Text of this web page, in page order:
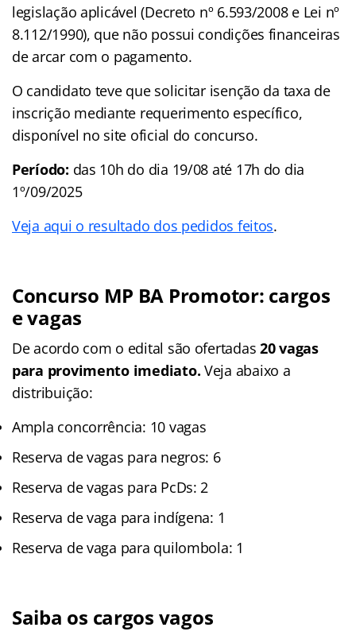
legislação aplicável (Decreto nº 6.593/2008 e Lei nº
8.112/1990), que não possui condições financeiras
de arcar com o pagamento.
O candidato teve que solicitar isenção da taxa de
inscrição mediante requerimento específico,
disponível no site oficial do concurso.
Período: das 10h do dia 19/08 até 17h do dia
1º/09/2025
Veja aqui o resultado dos pedidos feitos.
Concurso MP BA Promotor: cargos
e vagas
De acordo com o edital são ofertadas20 vagas
para provimento imediato. Veja abaixo a
distribuição:
Ampla concorrência: 10 vagas
Reserva de vagas para negros: 6
Reserva de vagas para PcDs: 2
Reserva de vaga para indígena: 1
Reserva de vaga para quilombola: 1
Saiba os cargos vagos